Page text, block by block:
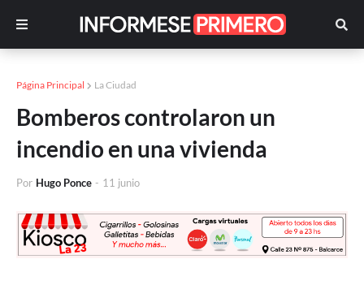
Página Principal La Ciudad
Bomberos controlaron un
incendio en una vivienda
Por Hugo Ponce - 11 junio